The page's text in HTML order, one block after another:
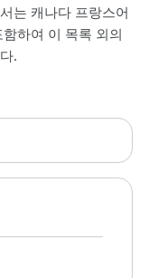
는 캐나다 프랑스어
하여 이 목록 외의
.